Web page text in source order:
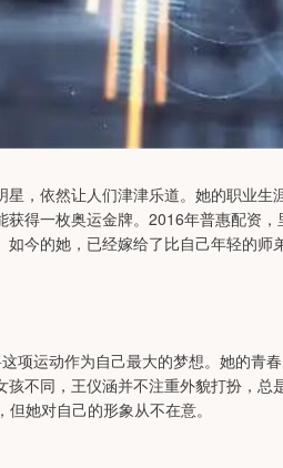
星，依然让人们津津乐道。她的职业
得一枚奥运金牌。2016年普惠配资
今的她，已经嫁给了比自己年轻的
项运动作为自己最大的梦想。她的青
不同，王仪涵并不注重外貌打扮，
她对自己的形象从不在意。
-0.24%